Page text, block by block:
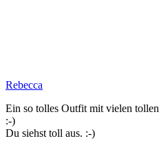
Rebecca
Ein so tolles Outfit mit vielen
:-)
Du siehst toll aus. :-)